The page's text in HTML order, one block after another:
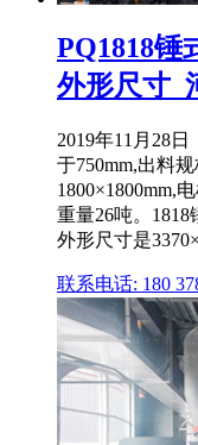
PQ1818锤
外形尺寸_
2019年11月28
于750mm,出料
1800×1800mm,
重量26吨。
外形尺寸是
联系电话: 180